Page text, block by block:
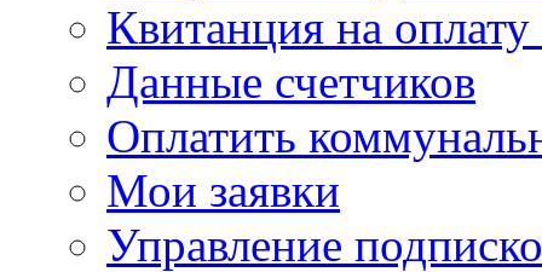
Квитанция на
Данные счетчиков
Оплатить
Мои заявки
Управление